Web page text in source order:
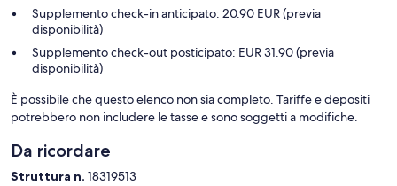
Supplemento check-in anticipato: 20.90 EUR (previa
disponibilità)
Supplemento check-out posticipato: EUR 31.90 (previa
disponibilità)
È possibile che questo elenco non sia completo. Tariffe e depositi
potrebbero non includere le tasse e sono soggetti a modifiche.
Da ricordare
Struttura n. 18319513